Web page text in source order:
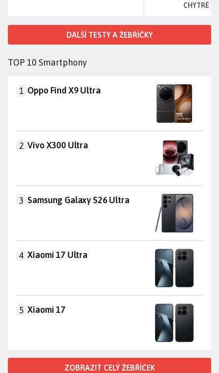
CHYTRÉ
DALŠÍ TESTY A ŽEBŘÍČKY
TOP 10 Smartphony
Oppo Find X9 Ultra
1 Oppo Find X9 Ultra
Vivo X300 Ultra
2 Vivo X300 Ultra
Samsung Galaxy S26 Ultra
3 Samsung Galaxy S26 Ultra
Xiaomi 17 Ultra
4 Xiaomi 17 Ultra
Xiaomi 17
5 Xiaomi 17
ZOBRAZIT CELÝ ŽEBŘÍČEK